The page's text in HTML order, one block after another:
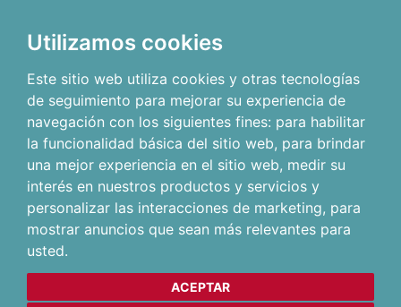
Utilizamos cookies
Este sitio web utiliza cookies y otras tecnologías
de seguimiento para mejorar su experiencia de
navegación con los siguientes fines: para habilitar
la funcionalidad básica del sitio web, para brindar
una mejor experiencia en el sitio web, medir su
interés en nuestros productos y servicios y
personalizar las interacciones de marketing, para
mostrar anuncios que sean más relevantes para
usted.
ACEPTAR